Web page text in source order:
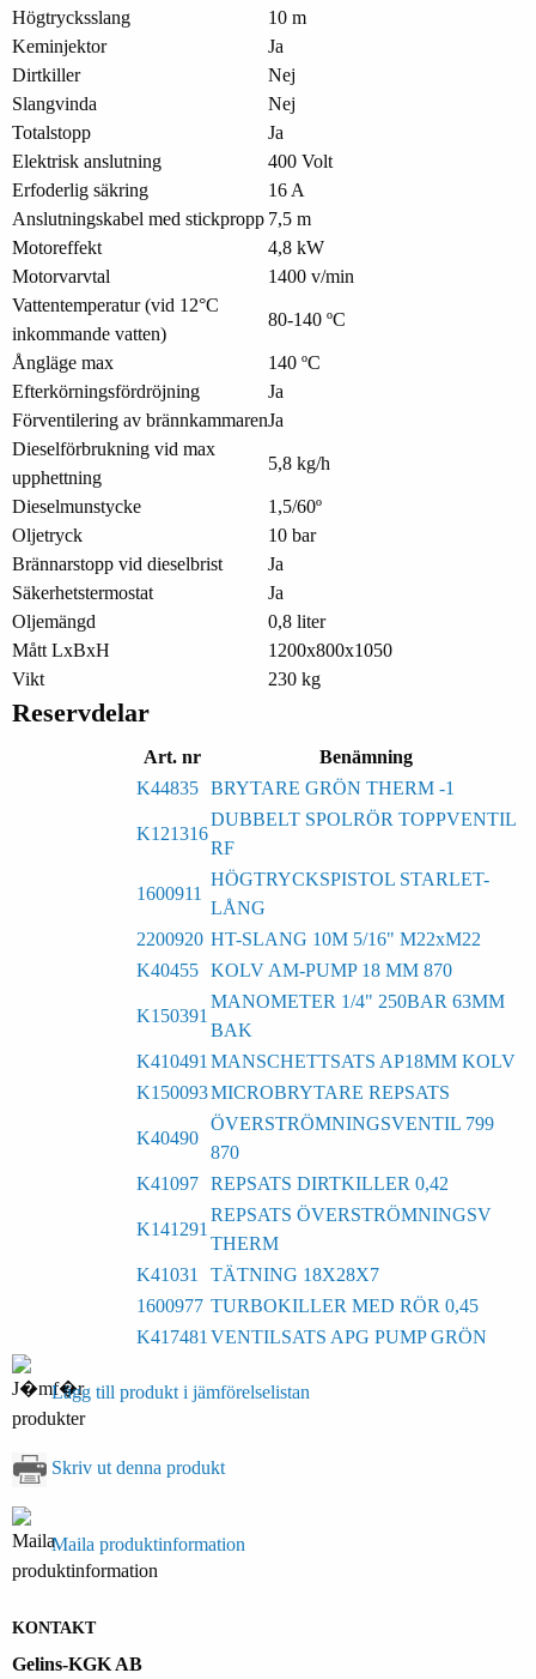
Högtrycksslang
10 m
Keminjektor
Ja
Dirtkiller
Nej
Slangvinda
Nej
Totalstopp
Ja
Elektrisk anslutning
400 Volt
Erfoderlig säkring
16 A
Anslutningskabel med stickpropp 7,5 m
Motoreffekt
4,8 kW
Motorvarvtal
1400 v/min
Vattentemperatur (vid 12°C
inkommande vatten)
80-140 ºC
Ångläge max
140 ºC
Efterkörningsfördröjning
Ja
Förventilering av brännkammarenJa
Dieselförbrukning vid max
upphettning
5,8 kg/h
Dieselmunstycke
1,5/60º
Oljetryck
10 bar
Brännarstopp vid dieselbrist
Ja
Säkerhetstermostat
Ja
Oljemängd
0,8 liter
Mått LxBxH
1200x800x1050
Vikt
230 kg
Reservdelar
Art. nr
Benämning
K44835 BRYTARE GRÖN THERM -1
K121316
DUBBELT SPOLRÖR TOPPVENTIL
RF
1600911
HÖGTRYCKSPISTOL STARLET-
LÅNG
2200920 HT-SLANG 10M 5/16" M22xM22
K40455 KOLV AM-PUMP 18 MM 870
K150391
MANOMETER 1/4" 250BAR 63MM
BAK
K410491 MANSCHETTSATS AP18MM KOLV
K150093MICROBRYTARE REPSATS
K40490
ÖVERSTRÖMNINGSVENTIL 799
870
K41097 REPSATS DIRTKILLER 0,42
K141291
REPSATS ÖVERSTRÖMNINGSV
THERM
K41031
TÄTNING 18X28X7
1600977 TURBOKILLER MED RÖR 0,45
K417481 VENTILSATS APG PUMP GRÖN
Lägg till produkt i jämförelselistan
Skriv ut denna produkt
Maila produktinformation
KONTAKT
Gelins-KGK AB